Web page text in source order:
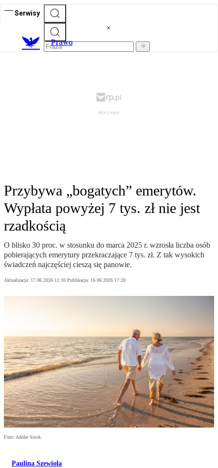
Serwisy
Prawo
Przybywa „bogatych” emerytów.
Wypłata powyżej 7 tys. zł nie jest
rzadkością
O blisko 30 proc. w stosunku do marca 2025 r. wzrosła liczba osób
pobierających emerytury przekraczające 7 tys. zł. Z tak wysokich
świadczeń najczęściej cieszą się panowie.
Aktualizacja: 17.06.2026 11:10 Publikacja: 16.06.2026 17:28
Foto: Adobe Stock
Paulina Szewioła